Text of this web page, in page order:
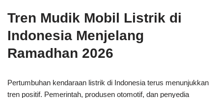
Tren Mudik Mobil Listrik di
Indonesia Menjelang
Ramadhan 2026
Pertumbuhan kendaraan listrik di Indonesia terus menunjukkan
tren positif. Pemerintah, produsen otomotif, dan penyedia